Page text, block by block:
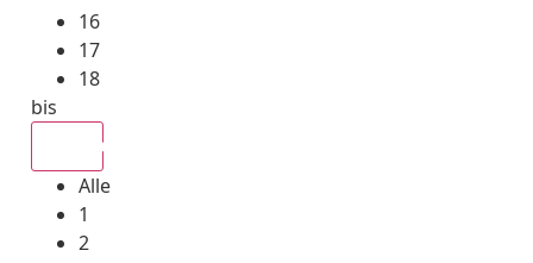
16
17
18
bis
Alle
1
2